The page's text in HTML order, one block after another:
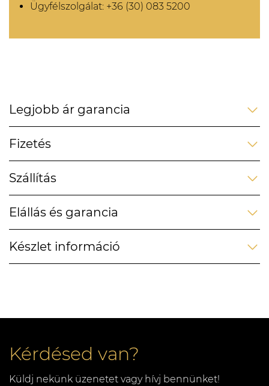
Ügyfélszolgálat: +36 (30) 083 5200
Legjobb ár garancia
Fizetés
Szállítás
Elállás és garancia
Készlet információ
Kérdésed van?
Küldj nekünk üzenetet vagy hívj bennünket!